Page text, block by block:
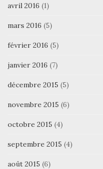
avril 2016 (1)
mars 2016 (5)
février 2016 (5)
janvier 2016 (7)
décembre 2015 (5)
novembre 2015 (6)
octobre 2015 (4)
septembre 2015 (4)
août 2015 (6)